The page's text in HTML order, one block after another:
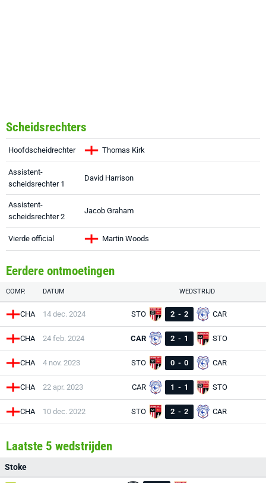
Scheidsrechters
Hoofdscheidrechter Thomas Kirk
Assistent-
scheidsrechter 1
David Harrison
Assistent-
scheidsrechter 2
Jacob Graham
Vierde official Martin Woods
Eerdere ontmoetingen
COMP. DATUM WEDSTRIJD
CHA 14 dec. 2024 STO 2 - 2 CAR
CHA 24 feb. 2024 CAR 2 - 1 STO
CHA 4 nov. 2023 STO 0 - 0 CAR
CHA 22 apr. 2023 CAR 1 - 1 STO
CHA 10 dec. 2022 STO 2 - 2 CAR
Laatste 5 wedstrijden
Stoke